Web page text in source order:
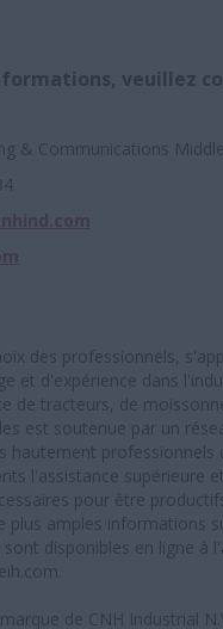
veuillez
& Communications
des professionnels,
et d'expérience dans
de tracteurs, de
est soutenue par un
hautement professionnels
l'assistance supérieure
pour être
plus amples informations
disponibles en ligne à
de CNH Industrial